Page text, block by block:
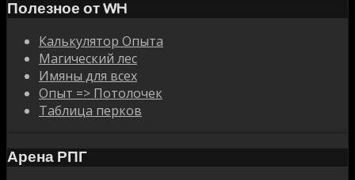
Полезное от WH
Калькулятор Опыта
Магический лес
Имяны для всех
Опыт => Потолочек
Таблица перков
Арена РПГ